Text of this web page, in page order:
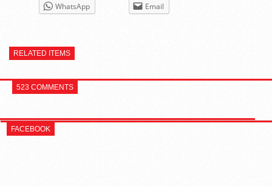
WhatsApp Email
RELATED ITEMS
523 COMMENTS
FACEBOOK